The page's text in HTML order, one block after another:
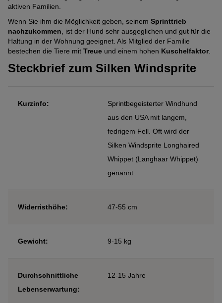
aktiven Familien.
Wenn Sie ihm die Möglichkeit geben, seinem Sprinttrieb
nachzukommen, ist der Hund sehr ausgeglichen und gut für die
Haltung in der Wohnung geeignet. Als Mitglied der Familie
bestechen die Tiere mit Treue und einem hohen Kuschelfaktor.
Steckbrief zum Silken Windsprite
Kurzinfo:
Sprintbegeisterter Windhund
aus den USA mit langem,
fedrigem Fell. Oft wird der
Silken Windsprite Longhaired
Whippet (Langhaar Whippet)
genannt.
Widerristhöhe: 47-55 cm
Gewicht: 9-15 kg
Durchschnittliche
Lebenserwartung:
12-15 Jahre